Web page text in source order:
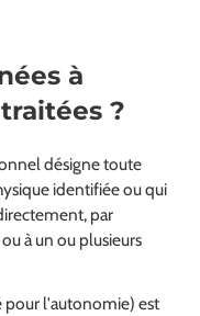
à
?
désigne toute
identifiée ou qui
par
à un ou plusieurs
pour l'autonomie) est